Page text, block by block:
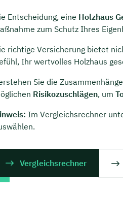
Entscheidung, eine Holzhaus
zum Schutz Ihres
richtige Versicherung bietet
Ihr wertvolles Holzhaus
Sie die
Risikozuschlägen, um
Im Vergleichsrechner
Vergleichsrechner